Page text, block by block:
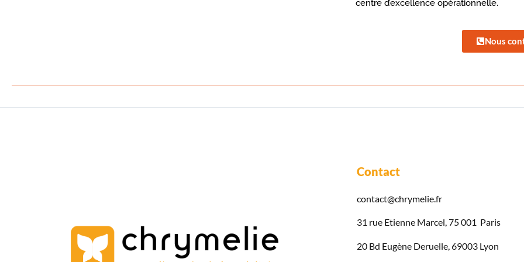
centre d’excellence opérationnelle.
Nous
Contact
contact@chrymelie.fr
31 rue Etienne Marcel, 75 001 Paris
20 Bd Eugène Deruelle, 69003 Lyon